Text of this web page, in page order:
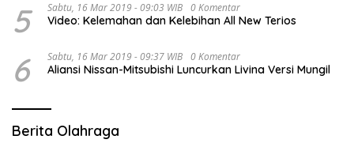
5 Sabtu, 16 Mar 2019 - 09:03 WIB 0 Komentar
Video: Kelemahan dan Kelebihan All New Terios
6 Sabtu, 16 Mar 2019 - 09:37 WIB 0 Komentar
Aliansi Nissan-Mitsubishi Luncurkan Livina Versi Mungil
Berita Olahraga